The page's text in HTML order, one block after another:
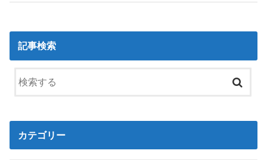
記事検索
カテゴリー